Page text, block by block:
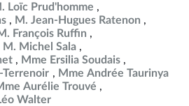
Loïc Prud'homme
M. Jean-Hugues Ratenon
François Ruffin
M. Michel Sala
Mme Ersilia Soudais
Terrenoir
Mme Andrée Taurinya
Aurélie Trouvé
Walter